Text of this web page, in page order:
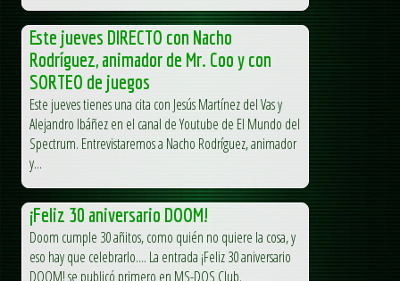
Este jueves DIRECTO con Nacho
Rodríguez, animador de Mr. Coo y con
SORTEO de juegos
Este jueves tienes una cita con Jesús Martínez del Vas y
Alejandro Ibáñez en el canal de Youtube de El Mundo del
Spectrum. Entrevistaremos a Nacho Rodríguez, animador
y...
¡Feliz 30 aniversario DOOM!
Doom cumple 30 añitos, como quién no quiere la cosa, y
eso hay que celebrarlo.... La entrada ¡Feliz 30 aniversario
DOOM! se publicó primero en MS-DOS Club.